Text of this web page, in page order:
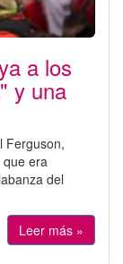
a los
y una
Ferguson,
que era
del
Leer más »